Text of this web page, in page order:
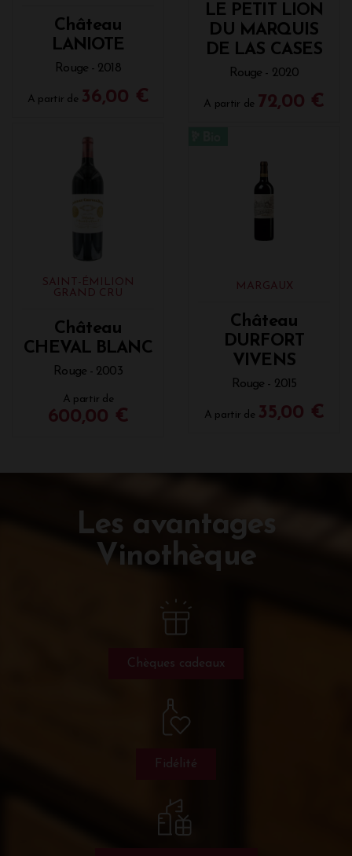
Château
LANIOTE
Rouge - 2018
A partir de 36,00 €
LE PETIT LION
DU MARQUIS
DE LAS CASES
Rouge - 2020
A partir de 72,00 €
SAINT-ÉMILION
GRAND CRU
Château
CHEVAL BLANC
Rouge - 2003
A partir de
600,00 €
MARGAUX
Château
DURFORT
VIVENS
Rouge - 2015
A partir de 35,00 €
Les avantages
Vinothèque
Chèques cadeaux
Fidélité